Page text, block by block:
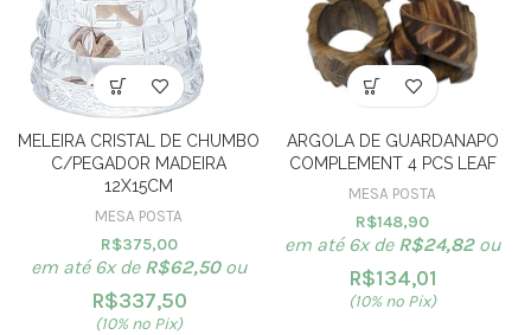
MELEIRA CRISTAL DE CHUMBO
C/PEGADOR MADEIRA
12X15CM
MESA POSTA
R$375,00
em até 6x de R$62,50ou
R$337,50
(10% no Pix)
ARGOLA DE GUARDANAPO
COMPLEMENT 4 PCS LEAF
MESA POSTA
R$148,90
em até 6x de R$24,82ou
R$134,01
(10% no Pix)